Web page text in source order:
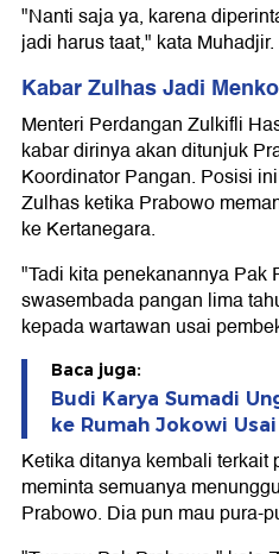
"Nanti saja ya, karena
jadi harus taat," kata Muhadjir.
Kabar Zulhas Jadi
Menteri Perdangan Zulkifli
kabar dirinya akan ditunjuk
Koordinator Pangan. Posisi
Zulhas ketika Prabowo
ke Kertanegara.
"Tadi kita penekanannya Pak
swasembada pangan lima
kepada wartawan usai
Baca juga:
Budi Karya Sumadi
ke Rumah Jokowi
Ketika ditanya kembali terkait
meminta semuanya
Prabowo. Dia pun mau pura-